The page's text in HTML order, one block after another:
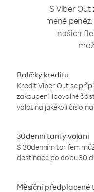
S Viber Out
méně
našich
Balíčky kreditu
Kredit Viber Out se
zakoupení libovolné
volat na jakékoli číslo
30denní tarify volání
S 30denním tarifem
destinace po dobu 30
Měsíční předplacené